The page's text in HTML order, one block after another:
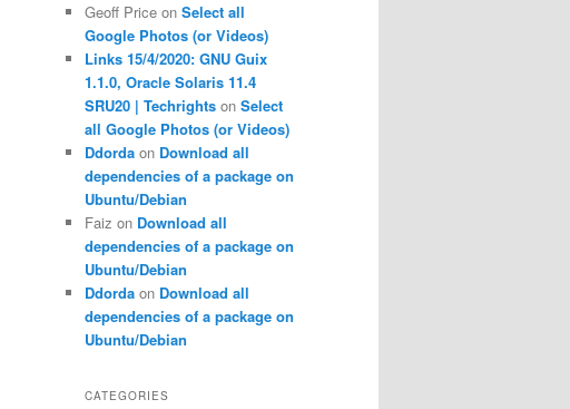
Geoff Price on Select all
Google Photos (or Videos)
Links 15/4/2020: GNU Guix
1.1.0, Oracle Solaris 11.4
SRU20 | Techrights on Select
all Google Photos (or Videos)
Ddorda on Download all
dependencies of a package on
Ubuntu/Debian
Faiz on Download all
dependencies of a package on
Ubuntu/Debian
Ddorda on Download all
dependencies of a package on
Ubuntu/Debian
CATEGORIES